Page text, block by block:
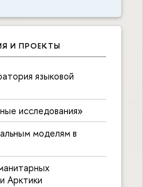
И ПРОЕКТЫ
языковой
исследования»
моделям в
Арктики